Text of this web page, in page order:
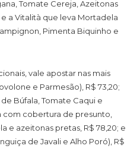
Tomate Cereja, Azeitonas
a Vitalità que leva Mortadela
Pimenta Biquinho e
vale apostar nas mais
e Parmesão), R$ 73,20;
Búfala, Tomate Caqui e
com cobertura de presunto,
e azeitonas pretas, R$ 78,20; e
de Javali e Alho Poró), R$